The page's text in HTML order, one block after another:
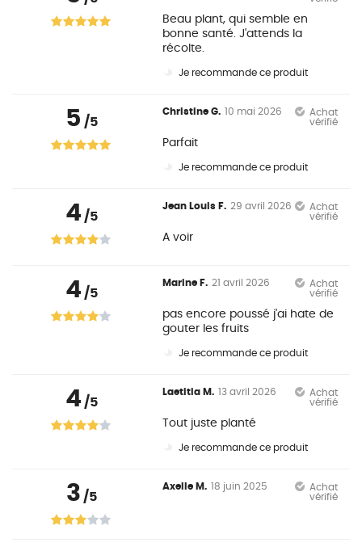
Beau plant, qui semble en
bonne santé. J'attends la
récolte.
Je recommande ce produit
5 /5
Christine G. 10 mai 2026
Achat
vérifié
Parfait
Je recommande ce produit
4/5
Jean Louis F. 29 avril 2026
Achat
vérifié
A voir
4/5
Marine F. 21 avril 2026
Achat
vérifié
pas encore poussé j'ai hate de
gouter les fruits
Je recommande ce produit
4/5
Laetitia M. 13 avril 2026
Achat
vérifié
Tout juste planté
Je recommande ce produit
3 /5
Axelle M. 18 juin 2025
Achat
vérifié